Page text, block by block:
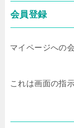
会員登録
マイページへの
これは画面の指